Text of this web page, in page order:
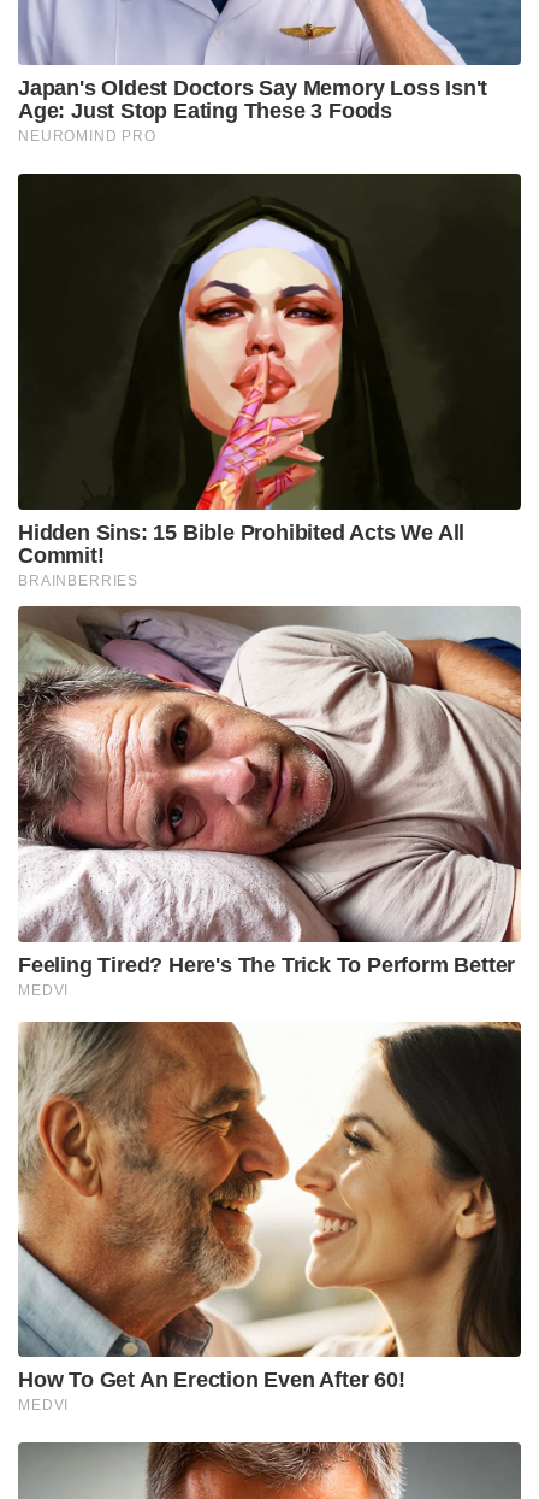
Stories you may like
സാധാരണക്കാർക്കും ചെറുകിട വ്യാപാരികൾക്കും ഒരു
തരത്തിലുള്ള ട്രാൻസാക്ഷൻ നിരക്കുകളും ഈടാക്കില്ല
; യു.പി.ഐ നിയമഭേദഗതിയിൽ വ്യക്തത വരുത്തി
‘ഡിഗ്രി കൊണ്ട് ഇപ്പോൾ ഒരു പ്രയോജനവുമില്ല,
രാജ്യത്ത് എല്ലാ തൊഴിൽ വാതിലുകളും അടഞ്ഞു’ ;
‘ഛാത്രോം കീ ഗൂഞ്ച്’ വിദ്യാർത്ഥി സംഗമത്തിൽ
രാഹുൽ ഗാന്ധി
തന്ത്രപ്രധാനമായ പ്രതിരോധ സാങ്കേതികവിദ്യകളിൽ
വിദേശ രാജ്യങ്ങളെ ആശ്രയിക്കുന്നത് കുറയ്ക്കാനും
ആഭ്യന്തര നിർമ്മാണ ശേഷി വൻതോതിൽ
വർദ്ധിപ്പിക്കാനും ഈ പുതിയ പദ്ധതിയിലൂടെ
സാധിക്കുമെന്ന് പ്രതിരോധ മന്ത്രാലയം വ്യക്തമാക്കി.
നാവികസേനയുടെ യുദ്ധക്കപ്പലുകൾക്ക് ആവശ്യമായ
സമഗ്രമായ ലൈഫ് സൈക്കിൾ പിന്തുണയും
അറ്റകുറ്റപ്പണികളും ഇനി മുതൽ ഇന്ത്യയിൽ തന്നെ
ലഭ്യമാകുമെന്നത് കപ്പലുകളുടെ പ്രവർത്തന സജ്ജത
ഇരട്ടിയാക്കും. വിദേശ കമ്പനികളുടെ
കുത്തകയായിരുന്ന കപ്പൽ പവർ പ്ലാന്റ് നിർമ്മാണ
മേഖലയിലേക്ക് ഇന്ത്യൻ കമ്പനി ചുവടുവെക്കുന്നത്
രാജ്യത്തിന്റെ പ്രതിരോധ സ്വയംപര്യാപ്തതയുടെ
പുതിയ തെളിവാണ്.
Tags: Indian firm to build